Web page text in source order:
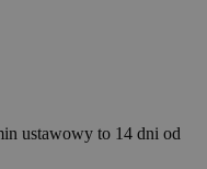
ustawowy to 14 dni od